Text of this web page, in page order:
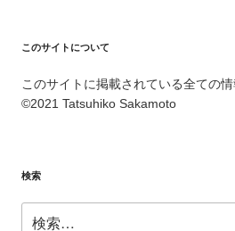
このサイトについて
このサイトに掲載されている全ての
©️2021 Tatsuhiko Sakamoto
検索